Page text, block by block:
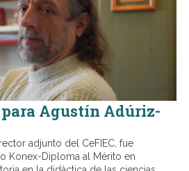
Agustín Adúriz-
adjunto del CeFIEC, fue
Konex-Diploma al Mérito en